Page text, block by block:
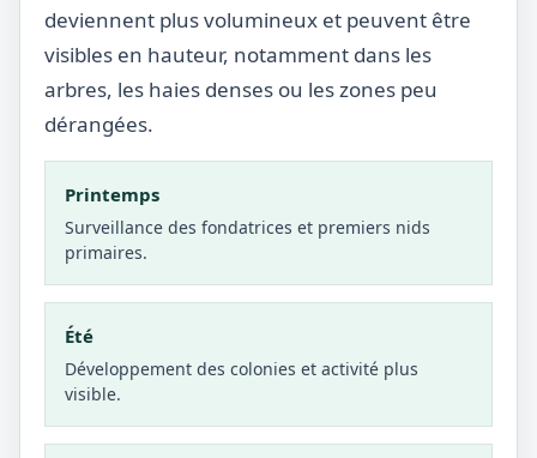
deviennent plus volumineux et peuvent être
visibles en hauteur, notamment dans les
arbres, les haies denses ou les zones peu
dérangées.
Printemps
Surveillance des fondatrices et premiers nids
primaires.
Été
Développement des colonies et activité plus
visible.